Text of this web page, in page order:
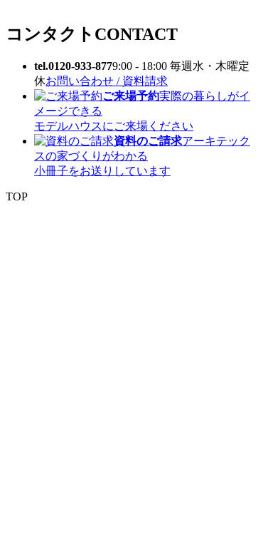
コンタクト CONTACT
tel.0120-933-8779:00 - 18:00 毎週水・木曜定
休お問い合わせ / 資料請求
ご来場予約実際の暮らしがイ
メージできる
モデルハウスにご来場ください
資料のご請求アーキテック
スの家づくりがわかる
小冊子をお送りしています
TOP